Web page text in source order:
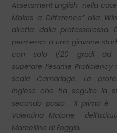
Assessment English nella
Makes a Difference” alla
diretta dalla professoressa
permesso a una giovane
con solo 1/20 gradi ad
superare l’esame
scala Cambridge. La
inglese che ha seguito la
secondo posto . Il primo è
Valentina Matone
Marcelline di Foggia.